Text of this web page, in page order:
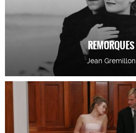
REMORQUES
Jean Gremillon